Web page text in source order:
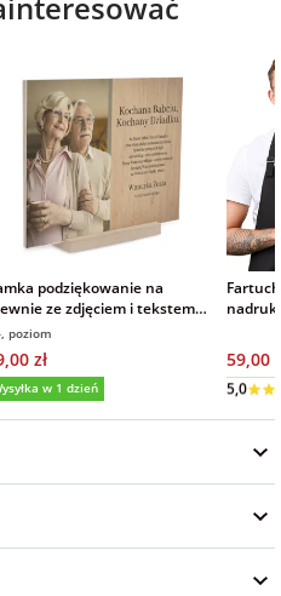
podziękowanie na
ze zdjęciem i tekstem
dla Babci i Dziadka
poziom
zł
w 1 dzień
59,00